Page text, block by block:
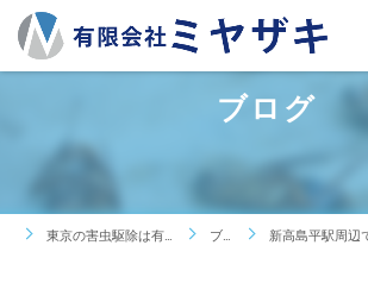
ブログ
東京の害虫駆除は有限会社ミヤザキ ブログ 新高島平駅周辺で害虫駆除